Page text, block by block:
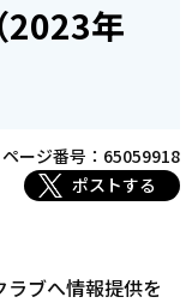
2023年
ページ番号：65059918
ポストする
ブへ情報提供を